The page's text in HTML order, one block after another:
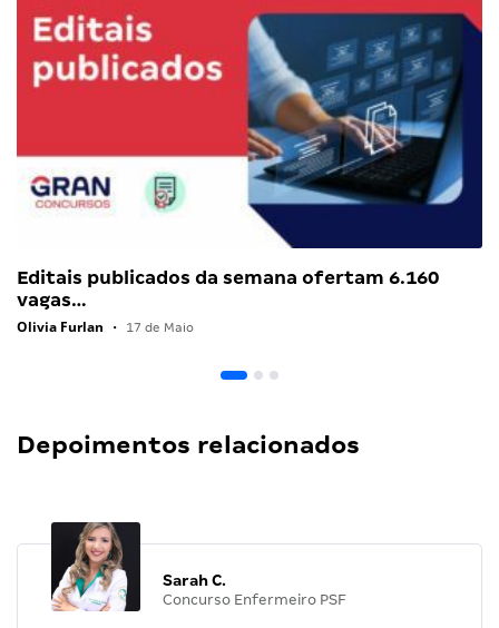
Editais publicados da semana ofertam 6.160
vagas…
Olivia Furlan • 17 de Maio
Depoimentos relacionados
Sarah C.
Concurso Enfermeiro PSF